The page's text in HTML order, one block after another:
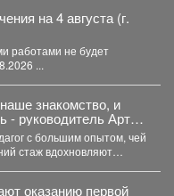
на 4 августа (г.
работами не будет
04.08.2026 ...
знакомство, и
- руководитель Арт-
- Некрасова
с большим опытом, чей
стаж вдохновляют
оказанию первой